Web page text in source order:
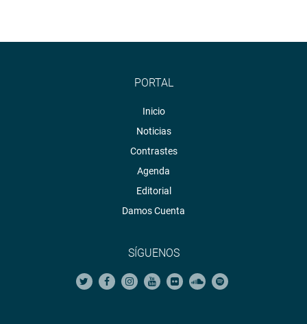
PORTAL
Inicio
Noticias
Contrastes
Agenda
Editorial
Damos Cuenta
SÍGUENOS